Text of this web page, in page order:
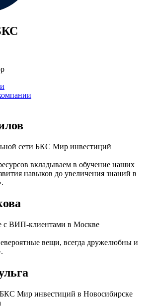
сети БКС Мир инвестиций
вкладываем в обучение наших
навыков до увеличения знаний в
с ВИП-клиентами в Москве
вещи, всегда дружелюбны и
БКС Мир инвестиций в Новосибирске